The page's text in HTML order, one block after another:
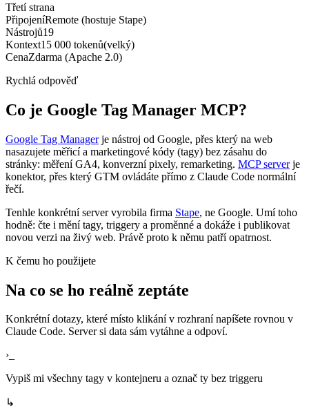
Třetí strana
PřipojeníRemote (hostuje Stape)
Nástrojů19
Kontext15 000 tokenů(velký)
CenaZdarma (Apache 2.0)
Rychlá odpověď
Co je Google Tag Manager MCP?
Google Tag Manager je nástroj od Google, přes který na web
nasazujete měřicí a marketingové kódy (tagy) bez zásahu do
stránky: měření GA4, konverzní pixely, remarketing. MCP server je
konektor, přes který GTM ovládáte přímo z Claude Code normální
řečí.
Tenhle konkrétní server vyrobila firma Stape, ne Google. Umí toho
hodně: čte i mění tagy, triggery a proměnné a dokáže i publikovat
novou verzi na živý web. Právě proto k němu patří opatrnost.
K čemu ho použijete
Na co se ho reálně zeptáte
Konkrétní dotazy, které místo klikání v rozhraní napíšete rovnou v
Claude Code. Server si data sám vytáhne a odpoví.
›_
Vypiš mi všechny tagy v kontejneru a označ ty bez triggeru
↳